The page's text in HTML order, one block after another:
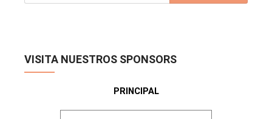
VISITA NUESTROS SPONSORS
PRINCIPAL